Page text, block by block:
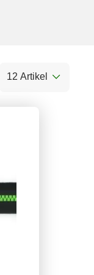
12 Artikel